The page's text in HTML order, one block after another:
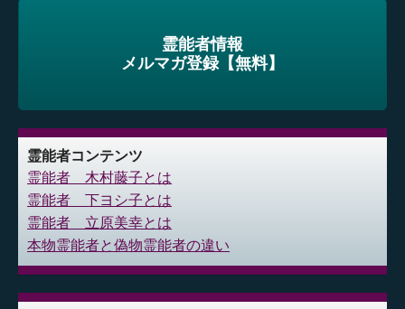
霊能者情報
メルマガ登録【無料】
霊能者コンテンツ
霊能者 木村藤子とは
霊能者 下ヨシ子とは
霊能者 立原美幸とは
本物霊能者と偽物霊能者の違い